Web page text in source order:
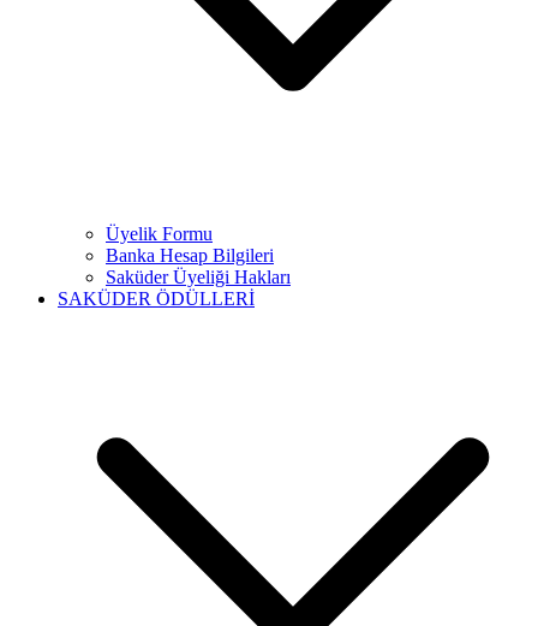
Üyelik Formu
Banka Hesap Bilgileri
Saküder Üyeliği Hakları
SAKÜDER ÖDÜLLERİ